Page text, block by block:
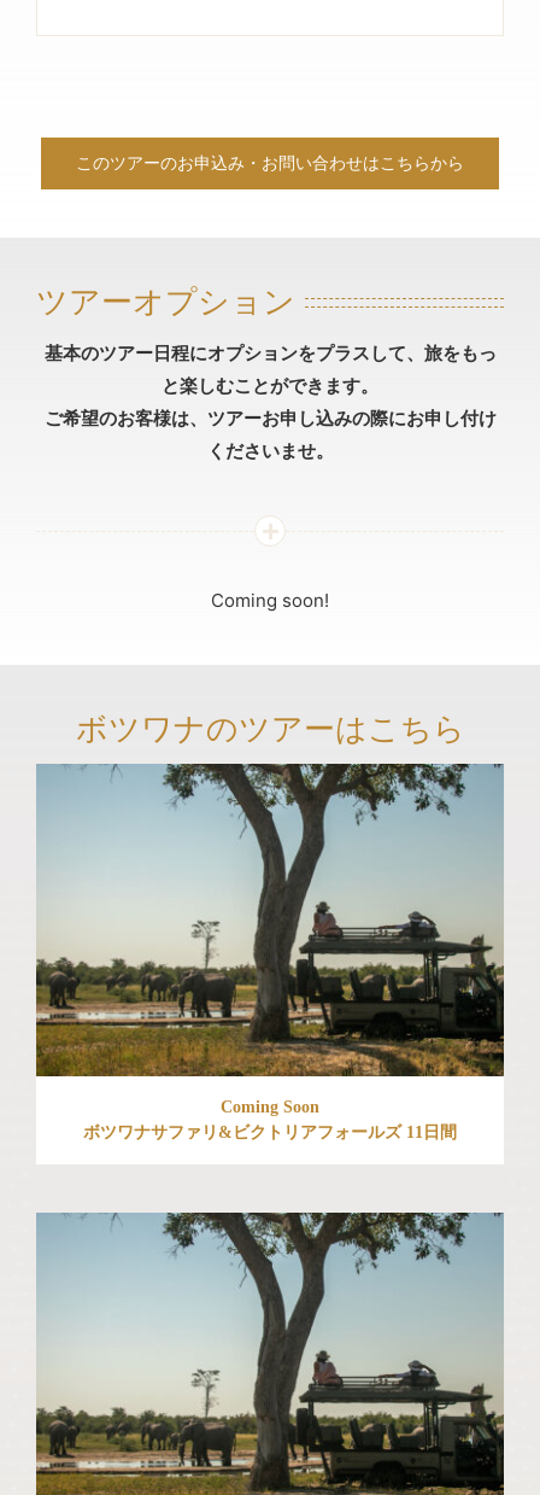
このツアーのお申込み・お問い合わせはこちらから
ツアーオプション
基本のツアー日程にオプションをプラスして、旅をもっ
と楽しむことができます。
ご希望のお客様は、ツアーお申し込みの際にお申し付け
くださいませ。
Coming soon!
ボツワナのツアーはこちら
Coming Soon
ボツワナサファリ&ビクトリアフォールズ 11日間